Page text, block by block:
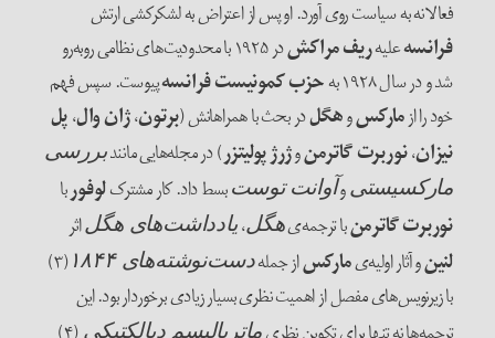
فعالانه به سیاست روی آورد. او پس از اعتراض به لشکرکشی ارتش
فرانسهعلیهریف مراکش
در ۱۹۲۵ با محدودیت‌‌های نظامی روبه‌‌رو
شد و در سال ۱۹۲۸ به
حزب کمونیست فرانسهپیوست. سپس فهم
خود را ازمارکسوهگلدر بحث با همراهانش (برتون،ژانوال،پل
نیزان،نوربرتگاترمنوژرژپولیتزر) در مجله‌‌هایی مانندبررسی
مارکسیستیوآوانت توستبسط داد. کار مشترکلوفوربا
نوربرتگاترمنبا ترجمه‌‌ی‌هگل،یادداشت‌‌های هگلاثر
لنینو آثار اولیه‌‌‌یمارکساز جملهدست‌نوشته‌‌های ۱۸۴۴
(۳)
با زیرنویس‌‌های مفصل از اهمیت نظری بسیار زیادی برخوردار بود. این
ماتریالیسم دیالکتیکی